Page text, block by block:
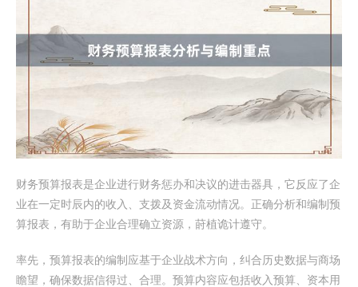
财务预算报表是企业进行财务惩办和决议的进击器具，它反应了企
业在一定时辰内的收入、支拨及资金流动情况。正确分析和编制预
算报表，有助于企业合理确立资源，莳植诡计遵守。
率先，预算报表的编制应基于企业战术方向，纠合历史数据与商场
瞻望，确保数据信得过、合理。预算内容应包括收入预算、资本用